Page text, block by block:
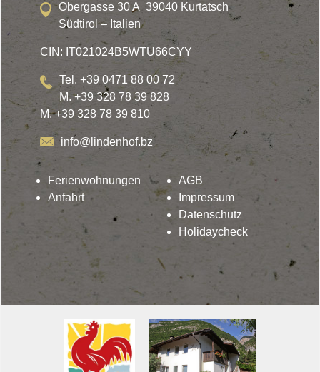
Obergasse 30 A 39040 Kurtatsch
Südtirol – Italien
CIN: IT021024B5WTU66CYY
Tel. +39 0471 88 00 72
M. +39 328 78 39 828
M. +39 328 78 39 810
info@lindenhof.bz
Ferienwohnungen
Anfahrt
AGB
Impressum
Datenschutz
Holidaycheck
Lindenhof